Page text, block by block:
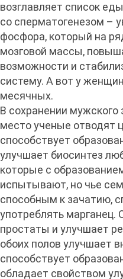
возглавляет список
со сперматогенезом –
фосфора, который на
мозговой массы,
возможности и
систему. А вот у
месячных.
В сохранении мужского
место ученые отводят
способствует
улучшает биосинтез
которые с
испытывают, но чье
способным к зачатию,
употреблять
простаты и улучшает
обоих полов улучшает
способствует
обладает свойством